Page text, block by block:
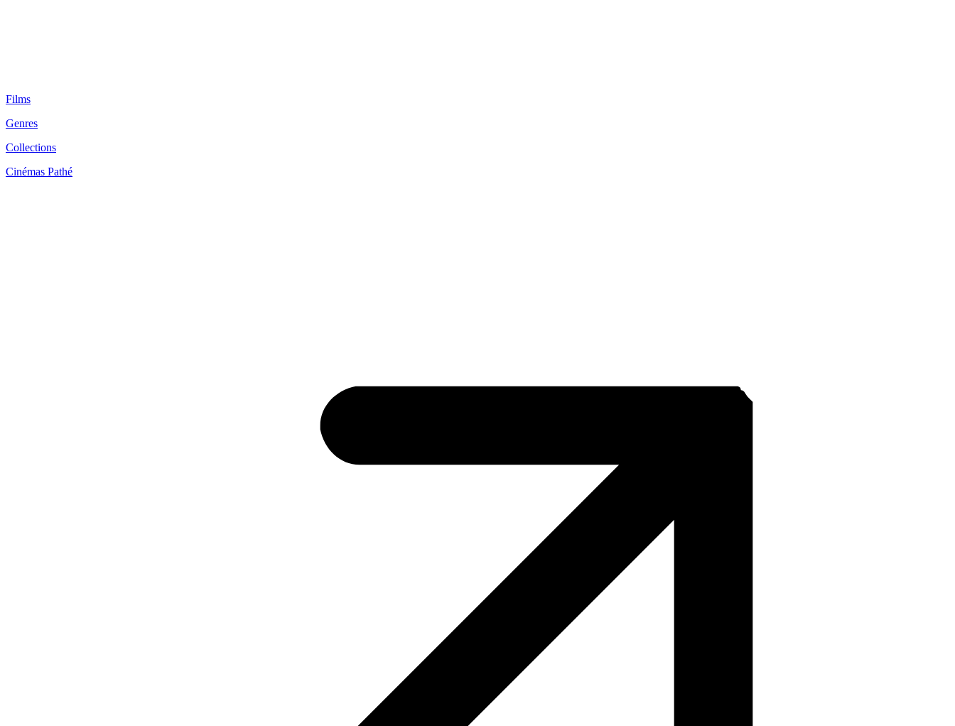
Films
Genres
Collections
Cinémas Pathé